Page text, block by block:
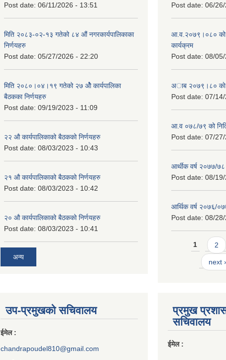
Post date: 06/11/2026 - 13:51
मिति २०८३-०२-१३ गतेको ८४ औं नगरकार्यपालिकाका
निर्णयहरु
Post date: 05/27/2026 - 22:20
मिति २०८०।०४।१९ गतेको २७ ‌‍‌ओेै कार्यपालिका
बैठकका निर्णयहरु
Post date: 09/19/2023 - 11:09
२‍२ औ कार्यपालिकाको बैठकको निर्णयहरु
Post date: 08/03/2023 - 10:43
२‍१ औ कार्यपालिकाको बैठकको निर्णयहरु
Post date: 08/03/2023 - 10:42
२‍० औ कार्यपालिकाको बैठकको निर्णयहरु
Post date: 08/03/2023 - 10:41
अन्य
Post date: 06/
आ.व.२०७९।०८० को
कार्यक्रम
Post date: 08/
अाब २०७९।८० काे
Post date: 07/
आ.व ०७८/७९ को
Post date: 07/
आर्थीक वर्ष २०७७/
Post date: 08/
आर्थिक वर्ष २०७६/
Post date: 08/
Pages
1 2
next ›
उप-प्रमुखको सचिवालय
ईमेल :
chandrapoudel810@gmail.com
प्रमुख
सचिवालय
ईमेल :